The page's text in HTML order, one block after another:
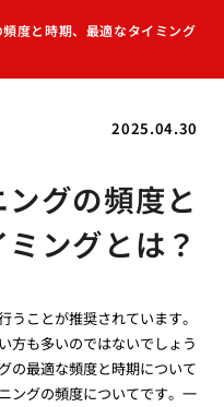
度と時期、最適なタイミング
2025.04.30
グの頻度と
ングとは？
ことが推奨されています。
方も多いのではないでしょう
の最適な頻度と時期について
ングの頻度についてです。一